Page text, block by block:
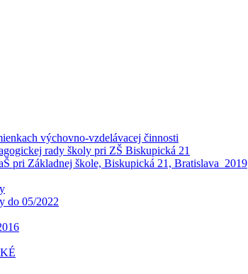
výchovno-vzdelávacej činnosti
rady školy pri ZŠ Biskupická 21
pri Základnej škole, Biskupická 21, Bratislava_2019
do 05/2022